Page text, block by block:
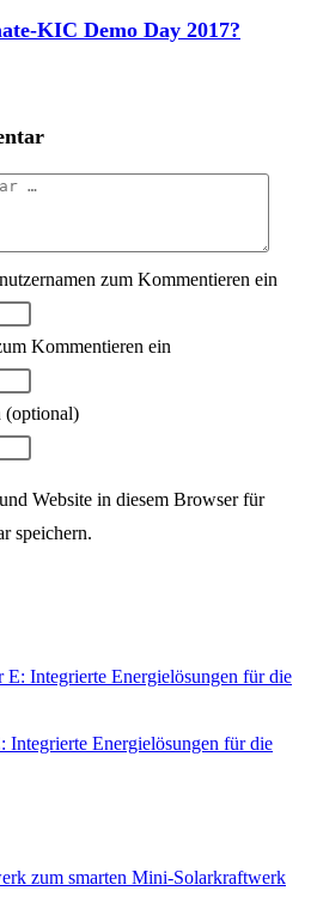
KIC Demo Day 2017?
zum Kommentieren ein
Kommentieren ein
(optional)
Website in diesem Browser für
speichern.
Integrierte Energielösungen für die